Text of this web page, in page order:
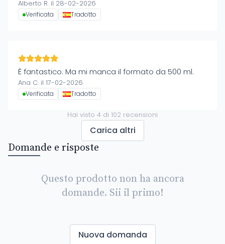
Alberto R. il 28-02-2026
Verificata Tradotto
È fantastico. Ma mi manca il formato da 500 ml.
Ana C. il 17-02-2026
Verificata Tradotto
Hai visto 4 di 102 recensioni
Carica altri
Domande e risposte
Questo prodotto non ha ancora
domande. Sii il primo!
Nuova domanda